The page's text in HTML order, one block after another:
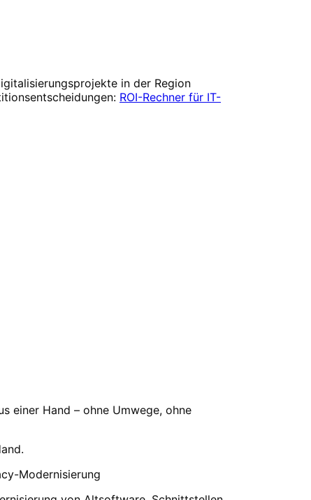
in der Region
ROI-Rechner für IT-
einer Hand – ohne Umwege, ohne
Modernisierung